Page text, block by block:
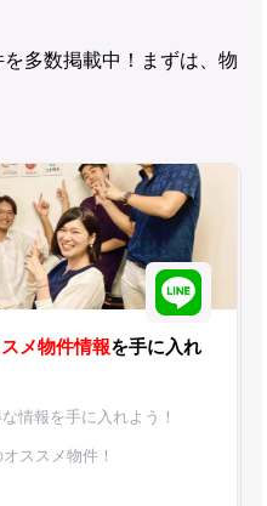
多数掲載中！まずは、物
メ物件情報を手に入れ
情報を手に入れよう！
ススメ物件！